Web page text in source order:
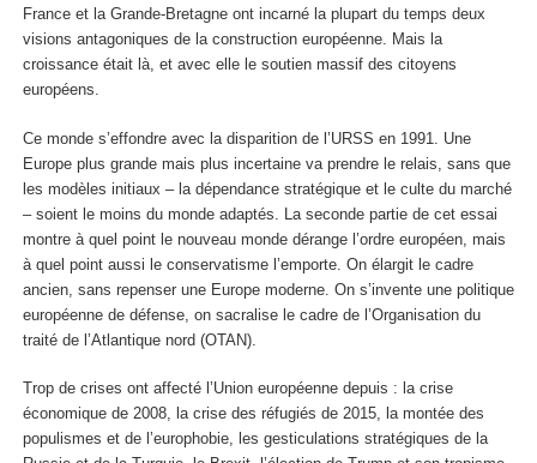
France et la Grande-Bretagne ont incarné la plupart du temps deux
visions antagoniques de la construction européenne. Mais la
croissance était là, et avec elle le soutien massif des citoyens
européens.
Ce monde s’effondre avec la disparition de l’URSS en 1991. Une
Europe plus grande mais plus incertaine va prendre le relais, sans que
les modèles initiaux – la dépendance stratégique et le culte du marché
– soient le moins du monde adaptés. La seconde partie de cet essai
montre à quel point le nouveau monde dérange l’ordre européen, mais
à quel point aussi le conservatisme l’emporte. On élargit le cadre
ancien, sans repenser une Europe moderne. On s’invente une politique
européenne de défense, on sacralise le cadre de l’Organisation du
traité de l’Atlantique nord (OTAN).
Trop de crises ont affecté l’Union européenne depuis : la crise
économique de 2008, la crise des réfugiés de 2015, la montée des
populismes et de l’europhobie, les gesticulations stratégiques de la